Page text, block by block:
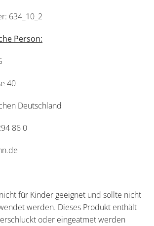
634_10_2
Person:
40
Deutschland
86 0
für Kinder geeignet und sollte nicht
werden. Dieses Produkt enthält
oder eingeatmet werden